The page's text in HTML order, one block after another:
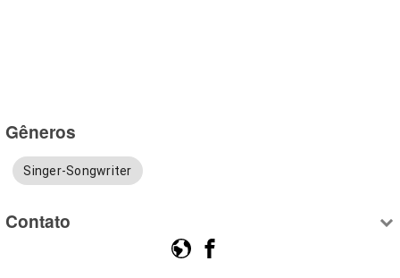
Gêneros
Singer-Songwriter
Contato